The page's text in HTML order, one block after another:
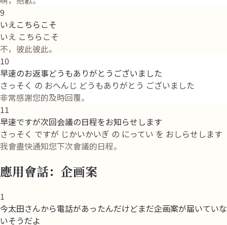
9
いえこちらこそ
いえ こちらこそ
不，彼此彼此。
10
早速のお返事どうもありがとうございました
さっそく の おへんじ どうもありがとう ございました
非常感謝您的及時回覆。
11
早速ですが次回会議の日程をお知らせします
さっそく ですが じかいかいぎ の にってい を おしらせします
我會盡快通知您下次會議的日程。
應用會話：企画案
1
今太田さんから電話があったんだけどまだ企画案が届いていな
いそうだよ